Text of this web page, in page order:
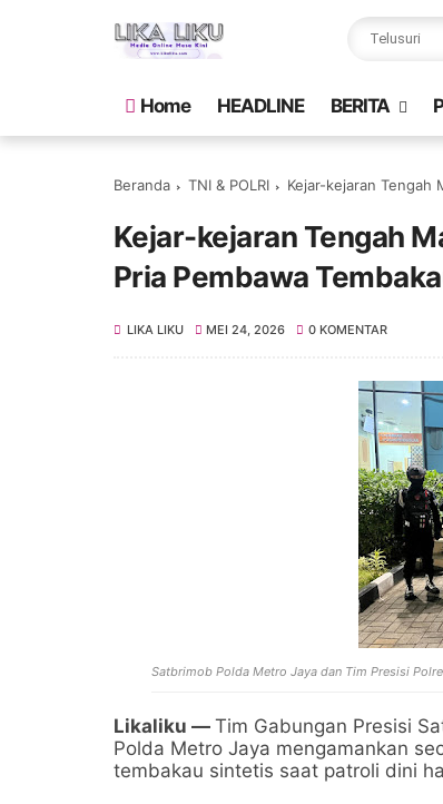
Home HEADLINE BERITA
Beranda TNI & POLRI Kejar-kejaran Tengah
Kejar-kejaran Tengah
Pria Pembawa
LIKA LIKU MEI 24, 2026 0 KOMENTAR
Satbrimob Polda Metro Jaya dan Tim Presisi
Likaliku — Tim Gabungan Presisi
Polda Metro Jaya mengamankan
tembakau sintetis saat patroli dini